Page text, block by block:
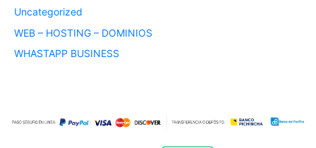
Uncategorized
WEB – HOSTING – DOMINIOS
WHASTAPP BUSINESS